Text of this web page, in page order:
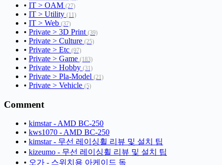
• IT > OAM (27)
• IT > Utility (11)
• IT > Web (37)
• Private > 3D Print (39)
• Private > Culture (25)
• Private > Etc (97)
• Private > Game (183)
• Private > Hobby (31)
• Private > Pla-Model (21)
• Private > Vehicle (5)
Comment
• kimstar - AMD BC-250
• kws1070 - AMD BC-250
• kimstar - 무선 레이싱휠 리뷰 및 설치 팁
• kizeumo - 무선 레이싱휠 리뷰 및 설치 팁
• 오가 - 스위치용 아케이드 독